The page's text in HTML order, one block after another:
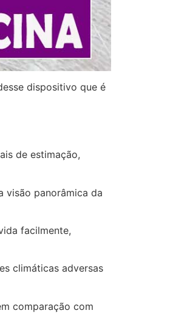
dispositivo que é
de estimação,
visão panorâmica da
facilmente,
climáticas adversas
comparação com